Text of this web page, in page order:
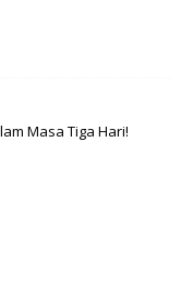
Masa Tiga Hari!